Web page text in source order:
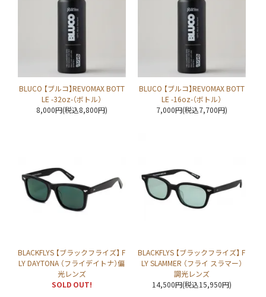
BLUCO 【ブルコ】REVOMAX BOTT
LE -32oz-（ボトル）
8,000円(税込8,800円)
BLUCO 【ブルコ】REVOMAX BOTT
LE -16oz-（ボトル）
7,000円(税込7,700円)
BLACKFLYS 【ブラックフライズ】 F
LY DAYTONA （フライデイトナ）偏
光レンズ
SOLD OUT!
BLACKFLYS 【ブラックフライズ】 F
LY SLAMMER （フライ スラマー）
調光レンズ
14,500円(税込15,950円)